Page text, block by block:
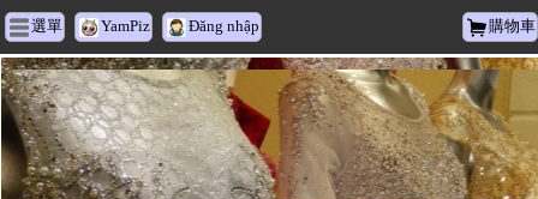
選單 YamPiz Đăng nhập 購物車